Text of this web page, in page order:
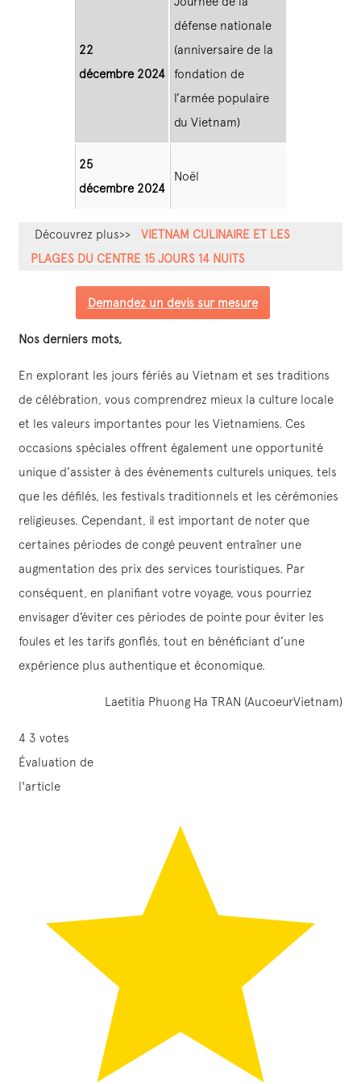
22
décembre 2024
défense nationale
(anniversaire de la
fondation de
l’armée populaire
du Vietnam)
25
décembre 2024
Noël
Découvrez plus>>
VIETNAM CULINAIRE ET LES
PLAGES DU CENTRE 15 JOURS 14 NUITS
Demandez un devis sur mesure
Nos derniers mots,
En explorant les jours fériés au Vietnam et ses traditions
de célébration, vous comprendrez mieux la culture locale
et les valeurs importantes pour les Vietnamiens. Ces
occasions spéciales offrent également une opportunité
unique d’assister à des événements culturels uniques, tels
que les défilés, les festivals traditionnels et les cérémonies
religieuses. Cependant, il est important de noter que
certaines périodes de congé peuvent entraîner une
augmentation des prix des services touristiques. Par
conséquent, en planifiant votre voyage, vous pourriez
envisager d’éviter ces périodes de pointe pour éviter les
foules et les tarifs gonflés, tout en bénéficiant d’une
expérience plus authentique et économique.
Laetitia Phuong Ha TRAN (AucoeurVietnam)
4 3 votes
Évaluation de
l'article